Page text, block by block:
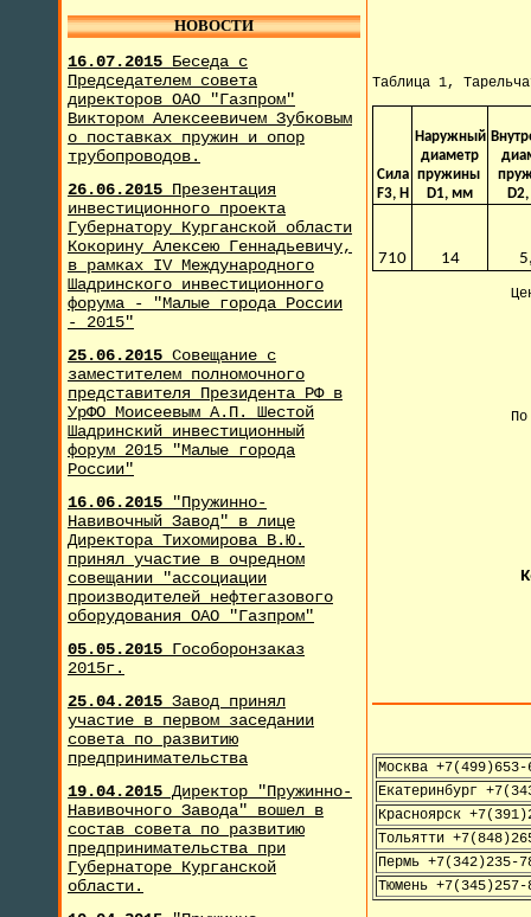
НОВОСТИ
16.07.2015 Беседа с
Председателем совета
директоров ОАО "Газпром"
Виктором Алексеевичем Зубковым
о поставках пружин и опор
трубопроводов.
26.06.2015 Презентация
инвестиционного проекта
Губернатору Курганской области
Кокорину Алексею Геннадьевичу,
в рамках IV Международного
Шадринского инвестиционного
форума - "Малые города России
- 2015"
25.06.2015 Совещание с
заместителем полномочного
представителя Президента РФ в
УрФО Моисеевым А.П. Шестой
Шадринский инвестиционный
форум 2015 "Малые города
России"
16.06.2015
"Пружинно-
Навивочный Завод" в лице
Директора Тихомирова В.Ю.
принял участие в очредном
совещании "ассоциации
производителей нефтегазового
оборудования ОАО "Газпром"
05.05.2015 Гособоронзаказ
2015г.
25.04.2015 Завод принял
участие в первом заседании
совета по развитию
предпринимательства
19.04.2015 Директор "Пружинно-
Навивочного Завода" вошел в
состав совета по развитию
предпринимательства при
Губернаторе Курганской
области.
Таблица 1,
Сила
F3, H
Наружный
диаметр
пружины
D1, мм
710 14
Москва +7(499)653-
Екатеринбург
Красноярск
Тольятти
Пермь +7(342)235-
Тюмень +7(345)257-